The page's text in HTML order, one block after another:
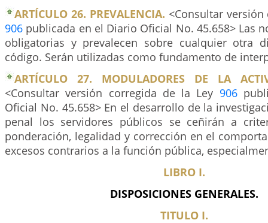
ARTÍCULO 26. PREVALENCIA. <Consultar
906 publicada en el Diario Oficial No. 45.658> Las
obligatorias y prevalecen sobre cualquier otra
código. Serán utilizadas como fundamento de
ARTÍCULO 27. MODULADORES DE LA
<Consultar versión corregida de la Ley 906
Oficial No. 45.658> En el desarrollo de la
penal los servidores públicos se ceñirán a
ponderación, legalidad y corrección en el
excesos contrarios a la función pública,
LIBRO I.
DISPOSICIONES GENERALES.
TITULO I.